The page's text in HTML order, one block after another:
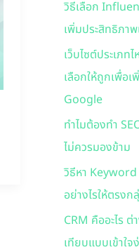
f
o
r
:
วิธีเลือก
เพิ่มประสิทธิภา
เว็บไซต์ประเภ
เลือกให้ถูกเพื่อ
Google
ทำไมต้องทำ
ไม่ควรมองข้าม
วิธีหา Keyword
อย่างไรให้ตรงก
CRM คืออะไร ต่
เทียบแบบเข้าใจ